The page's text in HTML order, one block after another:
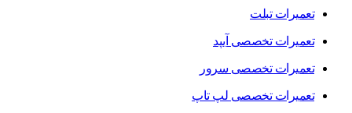
تعمیرات تبلت
تعمیرات تخصصی آیپد
تعمیرات تخصصی سرور
تعمیرات تخصصی لپ تاپ